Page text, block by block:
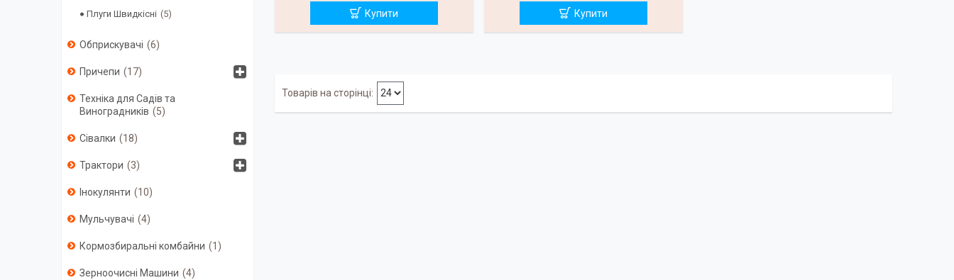
Купити Купити
Плуги Швидкісні
5
Обприскувачі 6
Причепи 17
Техніка для Садів та
Виноградників
5
Сівалки 18
Трактори 3
Інокулянти 10
Мульчувачі 4
Кормозбиральні комбайни 1
Зерноочисні Машини 4